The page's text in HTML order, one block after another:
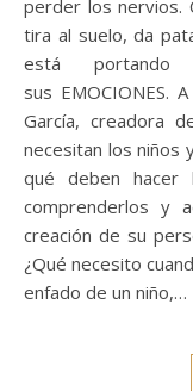
perder los nervios.
tira al suelo, da
está
sus EMOCIONES.
García, creadora
necesitan los niños
qué deben hacer
comprenderlos y
creación de su
¿Qué necesito
enfado de un niño,…